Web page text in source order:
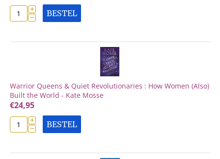
+
− BESTEL
Warrior Queens & Quiet Revolutionaries : How Women (Also)
Built the World - Kate Mosse
€24,95
+
− BESTEL